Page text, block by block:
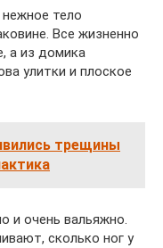
тело
Все жизненно
а из домика
улитки и плоское
трещины
и очень вальяжно.
сколько ног у